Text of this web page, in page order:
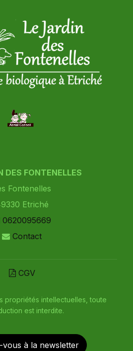
DES FONTENELLES
Fontenelles
Etriché
0620095669
Contact
CGV
propriétés intellectuelles, toute
est interdite.
vous à la newsletter